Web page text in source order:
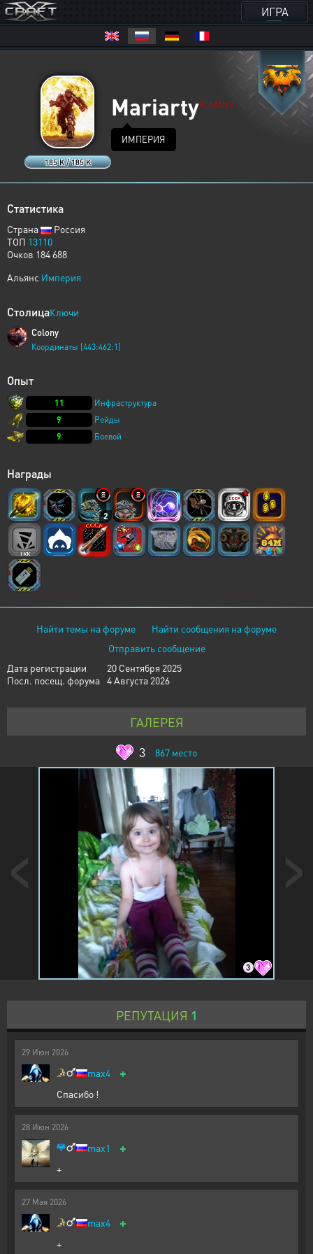
ИГРА
185 K / 185 K
MariartyHUMANS
ИМПЕРИЯ
Статистика
Страна
Россия
ТОП 13110
Очков 184 688
Альянс Империя
СтолицаКлючи
Colony
Координаты [443:462:1]
Опыт
11
Инфраструктура
9
Рейды
9
Боевой
Награды
2
Найти темы на форуме
Найти сообщения на форуме
Отправить сообщение
Дата регистрации
20 Сентября 2025
Посл. посещ. форума 4 Августа 2026
ГАЛЕРЕЯ
3
867 место
3
РЕПУТАЦИЯ 1
29 Июн 2026
max4 +
Спасибо !
28 Июн 2026
max1 +
+
27 Мая 2026
max4 +
+